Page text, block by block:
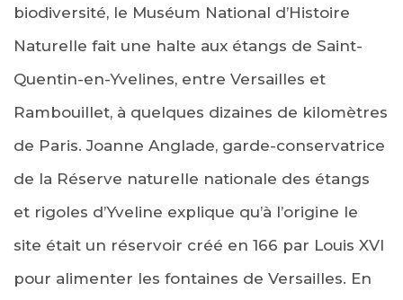
biodiversité, le Muséum National d’Histoire
Naturelle fait une halte aux étangs de Saint-
Quentin-en-Yvelines, entre Versailles et
Rambouillet, à quelques dizaines de kilomètres
de Paris. Joanne Anglade, garde-conservatrice
de la Réserve naturelle nationale des étangs
et rigoles d’Yveline explique qu’à l’origine le
site était un réservoir créé en 166 par Louis XVI
pour alimenter les fontaines de Versailles. En